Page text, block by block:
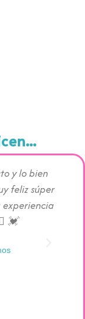
y lo bien
feliz súper
experiencia
💓